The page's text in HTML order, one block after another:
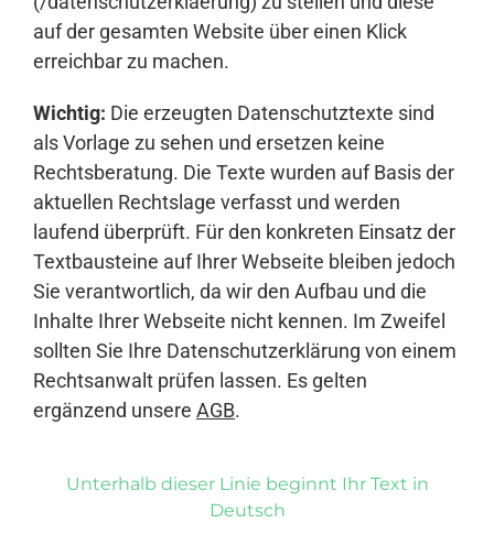
auf der gesamten Website über einen Klick
erreichbar zu machen.
Wichtig: Die erzeugten Datenschutztexte sind
als Vorlage zu sehen und ersetzen keine
Rechtsberatung. Die Texte wurden auf Basis der
aktuellen Rechtslage verfasst und werden
laufend überprüft. Für den konkreten Einsatz der
Textbausteine auf Ihrer Webseite bleiben jedoch
Sie verantwortlich, da wir den Aufbau und die
Inhalte Ihrer Webseite nicht kennen. Im Zweifel
sollten Sie Ihre Datenschutzerklärung von einem
Rechtsanwalt prüfen lassen. Es gelten
ergänzend unsere AGB.
Unterhalb dieser Linie beginnt Ihr Text in
Deutsch